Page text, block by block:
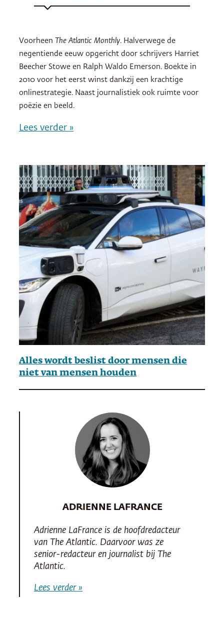
Voorheen The Atlantic Monthly. Halverwege de
negentiende eeuw opgericht door schrijvers Harriet
Beecher Stowe en Ralph Waldo Emerson. Boekte in
2010 voor het eerst winst dankzij een krachtige
onlinestrategie. Naast journalistiek ook ruimte voor
poëzie en beeld.
Lees verder »
Alles wordt beslist door mensen die
niet van mensen houden
ADRIENNE LAFRANCE
Adrienne LaFrance is de hoofdredacteur
van The Atlantic. Daarvoor was ze
senior-redacteur en journalist bij The
Atlantic.
Lees verder »